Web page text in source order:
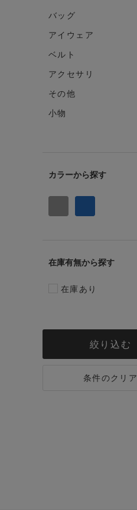
バッグ
アイウェア
ベルト
アクセサリ
その他
小物
カラー
在庫有無
在庫あり
絞り込む
条件のクリア